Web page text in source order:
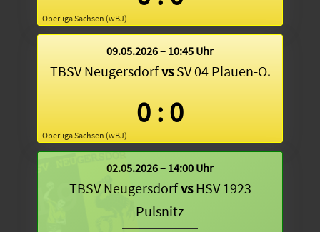
Oberliga Sachsen (wBJ)
Oberliga Sachsen (wBJ)
09.05.2026 – 10:45 Uhr
TBSV NeugersdorfvsSV 04 Plauen-O.
0:0
02.05.2026 – 14:00 Uhr
TBSV NeugersdorfvsHSV 1923
Pulsnitz